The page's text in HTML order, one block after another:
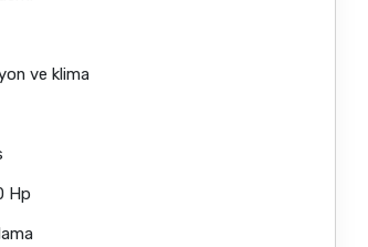
ve klima
Hp